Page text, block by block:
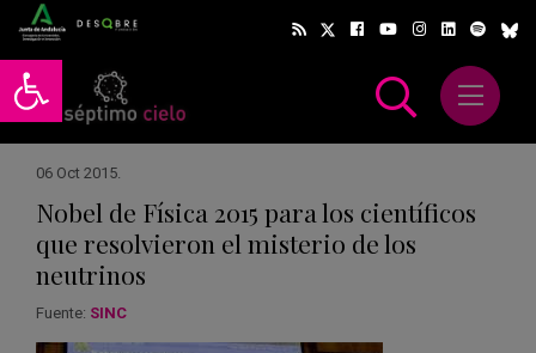
Abrir barra de herramientas
Abrir
06 Oct 2015.
Nobel de Física 2015 para los científicos
que resolvieron el misterio de los
neutrinos
Fuente: SINC